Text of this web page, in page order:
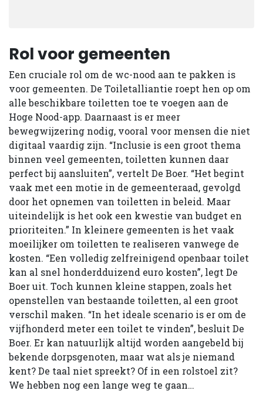
Rol voor gemeenten
Een cruciale rol om de wc-nood aan te pakken is
voor gemeenten. De Toiletalliantie roept hen op om
alle beschikbare toiletten toe te voegen aan de
Hoge Nood-app. Daarnaast is er meer
bewegwijzering nodig, vooral voor mensen die niet
digitaal vaardig zijn. “Inclusie is een groot thema
binnen veel gemeenten, toiletten kunnen daar
perfect bij aansluiten”, vertelt De Boer. “Het begint
vaak met een motie in de gemeenteraad, gevolgd
door het opnemen van toiletten in beleid. Maar
uiteindelijk is het ook een kwestie van budget en
prioriteiten.” In kleinere gemeenten is het vaak
moeilijker om toiletten te realiseren vanwege de
kosten. “Een volledig zelfreinigend openbaar toilet
kan al snel honderdduizend euro kosten”, legt De
Boer uit. Toch kunnen kleine stappen, zoals het
openstellen van bestaande toiletten, al een groot
verschil maken. “In het ideale scenario is er om de
vijfhonderd meter een toilet te vinden”, besluit De
Boer. Er kan natuurlijk altijd worden aangebeld bij
bekende dorpsgenoten, maar wat als je niemand
kent? De taal niet spreekt? Of in een rolstoel zit?
We hebben nog een lange weg te gaan…